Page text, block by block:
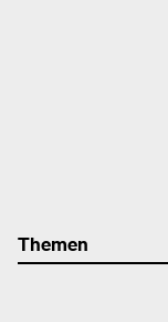
Themen